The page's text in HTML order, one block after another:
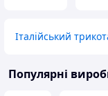
Італійський
Популярні